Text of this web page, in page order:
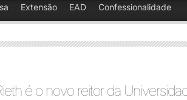
Extensão EAD Confessionalidade
é o novo reitor da